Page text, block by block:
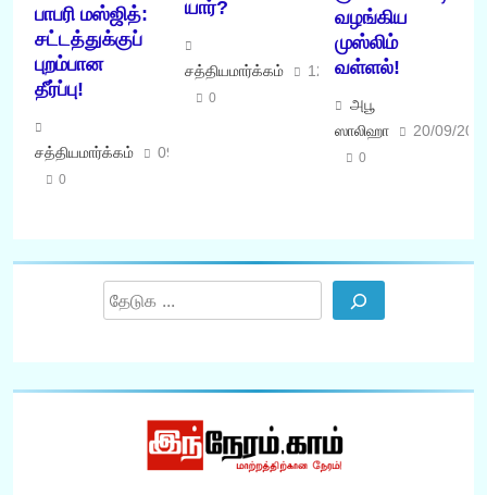
பாபரி மஸ்ஜித்:
சட்டத்துக்குப்
புறம்பான
தீர்ப்பு!
சத்தியமார்க்கம் 09/11/2019
0
யார்?
சத்தியமார்க்கம் 12/03/2017
0
வழங்கிய
முஸ்லிம்
வள்ளல்!
அபூ
ஸாலிஹா
20/09/
0